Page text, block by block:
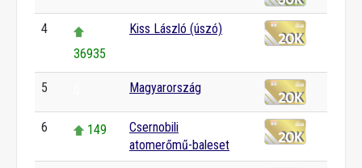
4
36935
Kiss László (úszó)
5 Magyarország
6 149
Csernobili
atomerőmű-baleset